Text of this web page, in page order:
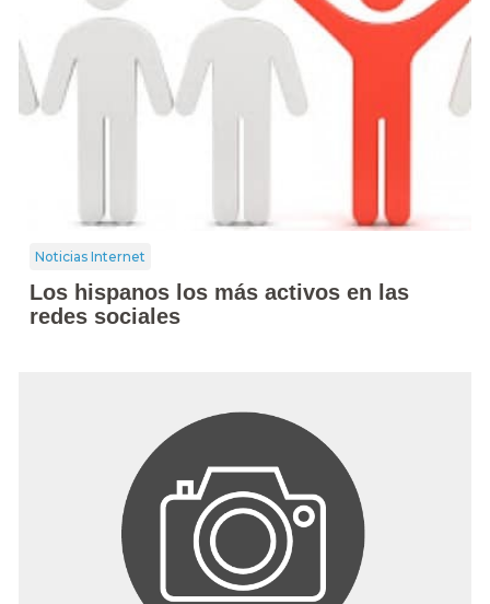
Noticias Internet
Los hispanos los más activos en las
redes sociales